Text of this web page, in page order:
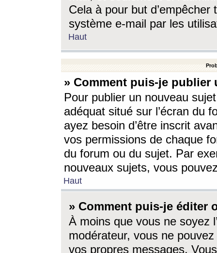
Cela à pour but
système e-mail par les
Haut
» Comment puis-je
Pour publier un nouveau
adéquat situé sur l’écran du
ayez besoin d’être inscrit
vos permissions de chaque
du forum ou du sujet. Par
nouveaux sujets, vous
Haut
» Comment puis-je éditer
À moins que vous ne soyez
modérateur, vous ne
vos propres messages.